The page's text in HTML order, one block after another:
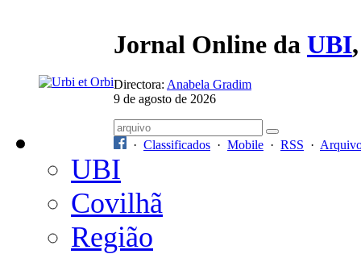
Jornal Online da UBI
Directora: Anabela Gradim
9 de agosto de 2026
· Classificados · Mobile · RSS ·
UBI
Covilhã
Região